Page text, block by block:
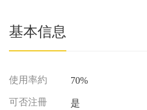
基本信息
使用率約 70%
可否注冊 是